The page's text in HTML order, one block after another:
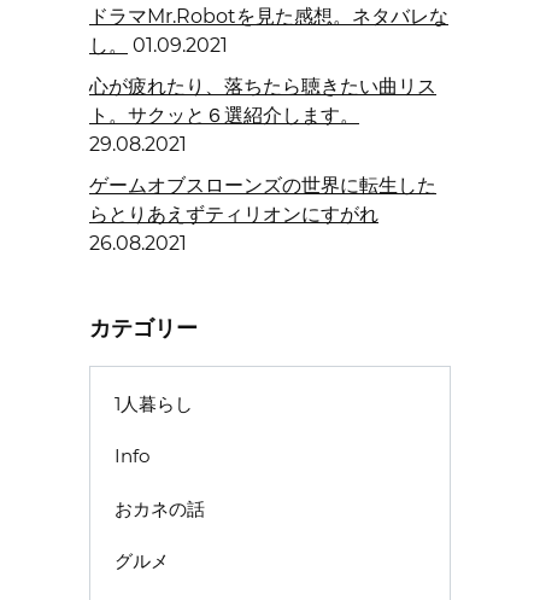
ドラマMr.Robotを見た感想。ネタバレな
し。
01.09.2021
心が疲れたり、落ちたら聴きたい曲リス
ト。サクッと６選紹介します。
29.08.2021
ゲームオブスローンズの世界に転生した
らとりあえずティリオンにすがれ
26.08.2021
カテゴリー
1人暮らし
Info
おカネの話
グルメ